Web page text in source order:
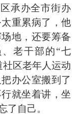
承办全市街办
重累病了，他
地，还要筹备
老干部的“七
区老年人运动
办公室搬到了
就坐着讲，坐
了自己。